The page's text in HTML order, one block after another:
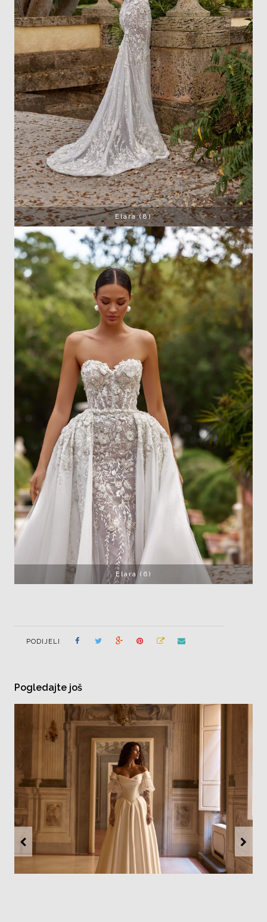
Elara (8)
Elara (6)
PODIJELI
Pogledajte još